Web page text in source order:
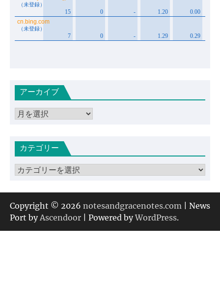
アーカイブ
ア
イカテゴリー
カ
ゴ
リ
ー
Copyright © 2026 notesandgracenotes.com | News
Port byAscendoor | Powered byWordPress.